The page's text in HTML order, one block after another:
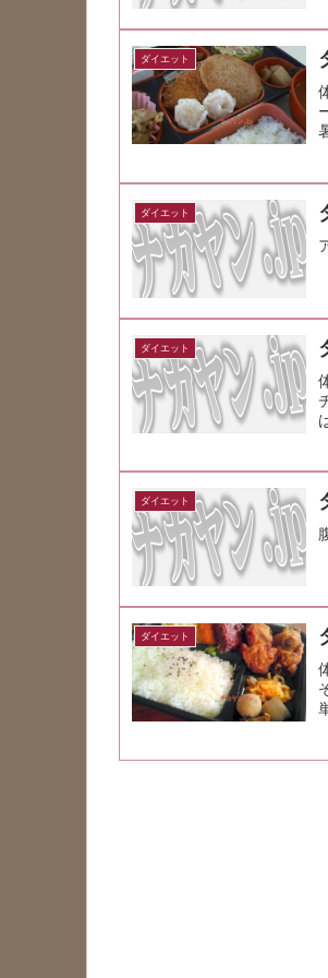
ダイエット
ダイエット
ダイエット
ダイエット
ダイエット